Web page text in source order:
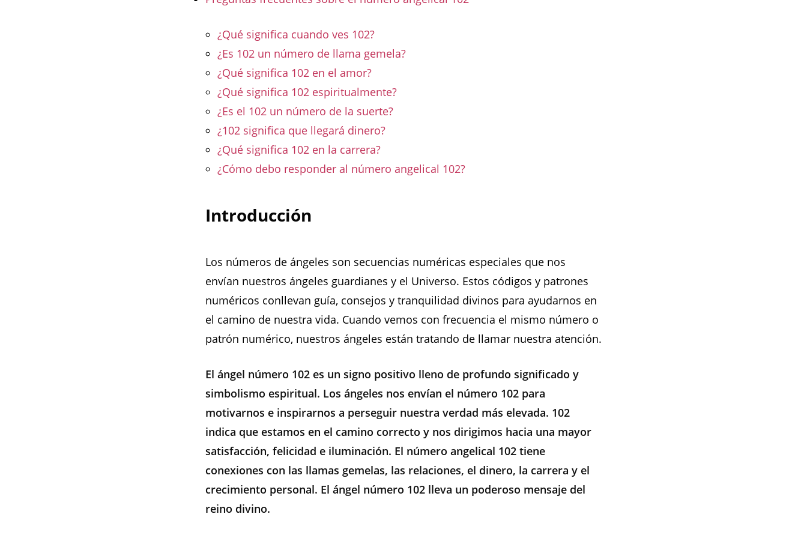
¿Qué significa cuando ves 102?
¿Es 102 un número de llama gemela?
¿Qué significa 102 en el amor?
¿Qué significa 102 espiritualmente?
¿Es el 102 un número de la suerte?
¿102 significa que llegará dinero?
¿Qué significa 102 en la carrera?
¿Cómo debo responder al número angelical 102?
Introducción
Los números de ángeles son secuencias numéricas especiales que nos
envían nuestros ángeles guardianes y el Universo. Estos códigos y patrones
numéricos conllevan guía, consejos y tranquilidad divinos para ayudarnos en
el camino de nuestra vida. Cuando vemos con frecuencia el mismo número o
patrón numérico, nuestros ángeles están tratando de llamar nuestra atención.
El ángel número 102 es un signo positivo lleno de profundo significado y
simbolismo espiritual. Los ángeles nos envían el número 102 para
motivarnos e inspirarnos a perseguir nuestra verdad más elevada. 102
indica que estamos en el camino correcto y nos dirigimos hacia una mayor
satisfacción, felicidad e iluminación. El número angelical 102 tiene
conexiones con las llamas gemelas, las relaciones, el dinero, la carrera y el
crecimiento personal. El ángel número 102 lleva un poderoso mensaje del
reino divino.